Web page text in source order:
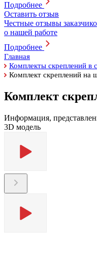
Подробнее
Оставить отзыв
Честные отзывы
о нашей работе
Подробнее
Главная
Комплекты скреплений в
Комплект скреплений на
Комплект
Информация,
3D модель